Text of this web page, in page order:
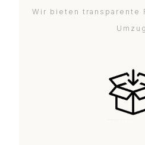
Wir bieten transparente
Umzug.